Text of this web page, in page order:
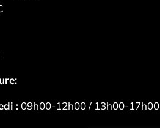
: 09h00-12h00 / 13h00-17h00